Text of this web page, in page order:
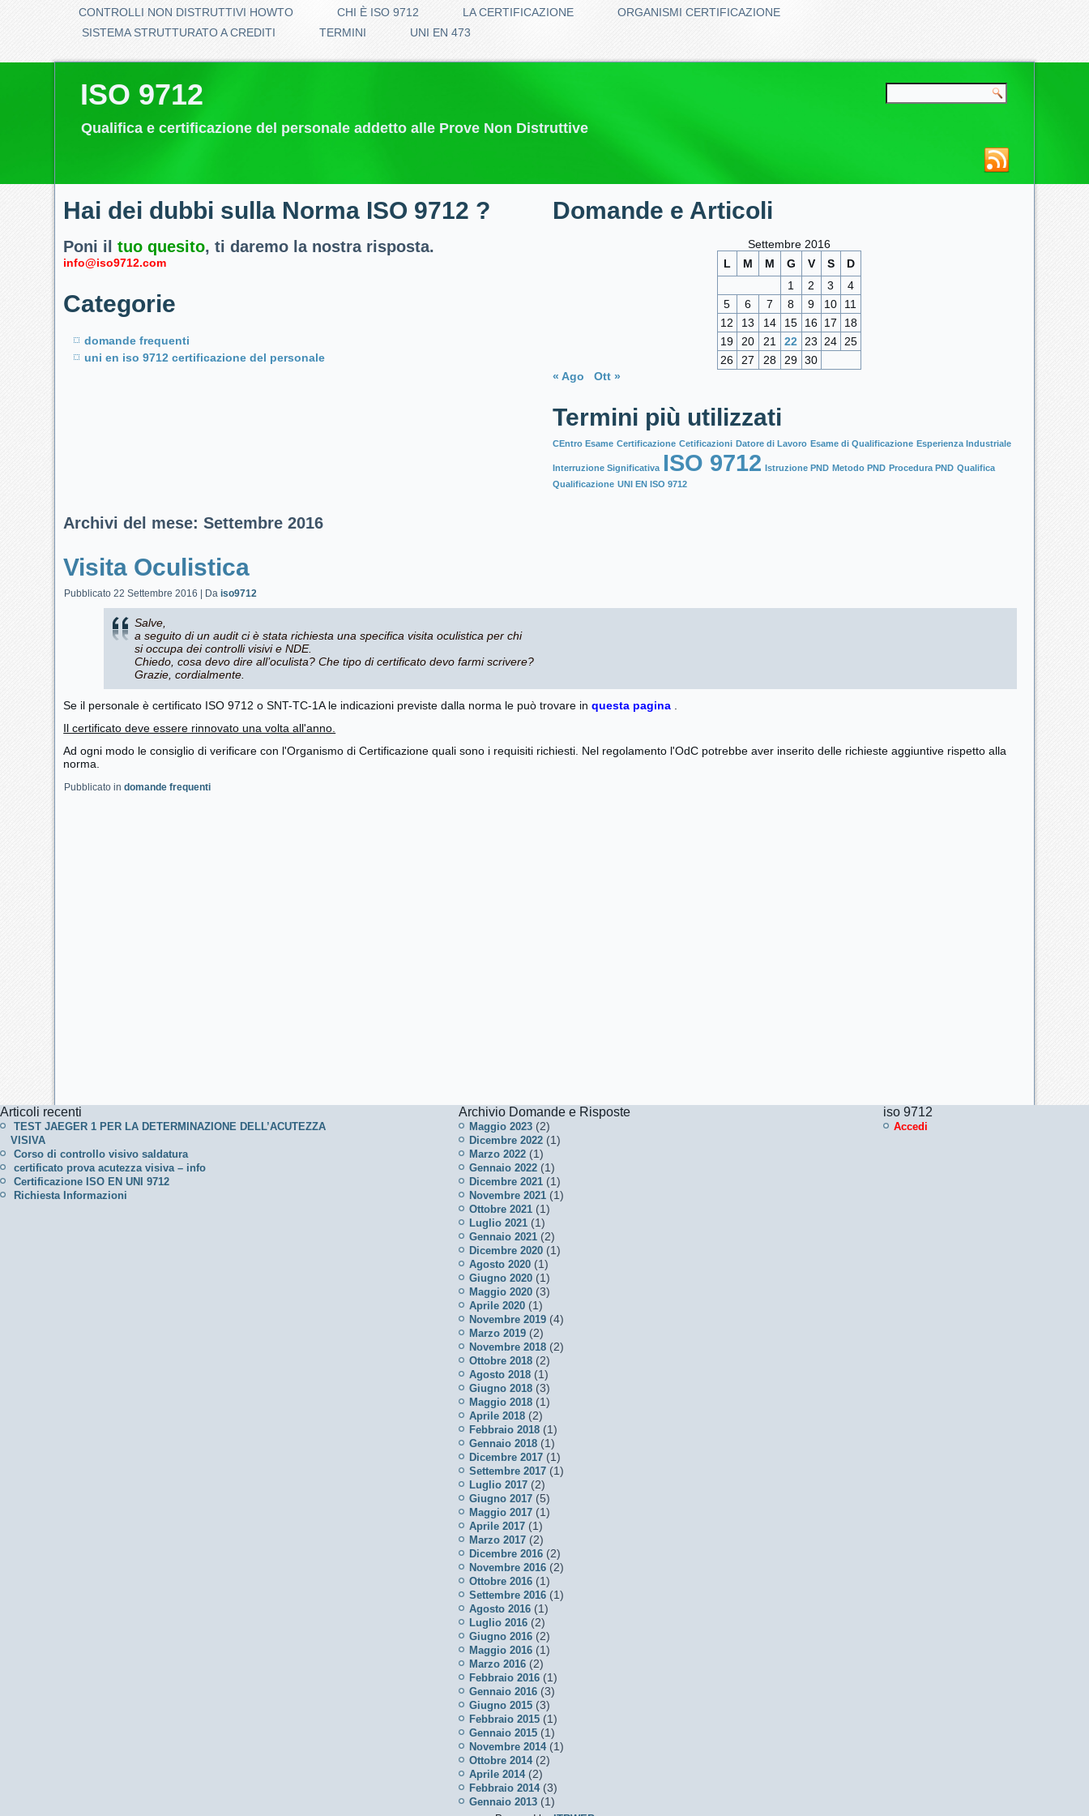
CONTROLLI NON DISTRUTTIVI HOWTO CHI È ISO 9712 LA CERTIFICAZIONE
ORGANISMI CERTIFICAZIONE
SISTEMA STRUTTURATO A CREDITI
TERMINI UNI EN 473
ISO 9712
Qualifica e certificazione del personale addetto alle Prove Non Distruttive
Hai dei dubbi sulla Norma ISO 9712 ?
Poni iltuo quesito, ti daremo la nostra risposta.
info@iso9712.com
Categorie
domande frequenti
uni en iso 9712 certificazione del personale
Domande e Articoli
Settembre 2016
L
M M G V S
D
1
2 3
4
5
6 7 8 9 10
11
12
13 14 15 16 17
18
19
20 21 22 23 24
25
26
27 28 29 30
« Ago
Ott »
Termini più utilizzati
CEntro Esame Certificazione Cetificazioni Datore di Lavoro Esame di Qualificazione Esperienza Industriale
Interruzione Significativa ISO 9712 Istruzione PND Metodo PND Procedura PND Qualifica
Qualificazione UNI EN ISO 9712
Archivi del mese:Settembre 2016
Visita Oculistica
Pubblicato 22 Settembre 2016 Da iso9712
Salve,
a seguito di un audit ci è stata richiesta una specifica visita oculistica per chi
si occupa dei controlli visivi e NDE.
Chiedo, cosa devo dire all’oculista? Che tipo di certificato devo farmi scrivere?
Grazie, cordialmente.
Se il personale è certificato ISO 9712 o SNT-TC-1A le indicazioni previste dalla norma le può trovare inquesta pagina
Il certificato deve essere rinnovato una volta all'anno.
Ad ogni modo le consiglio di verificare con l'Organismo di Certificazione quali sono i requisiti richiesti. Nel regolamento l'OdC potrebbe aver inserito delle richieste aggiuntive rispetto alla
norma.
Pubblicato in domande frequenti
Articoli recenti
TEST JAEGER 1 PER LA DETERMINAZIONE DELL’ACUTEZZA
VISIVA
Corso di controllo visivo saldatura
certificato prova acutezza visiva – info
Certificazione ISO EN UNI 9712
Richiesta Informazioni
Archivio Domande e Risposte
Maggio 2023 (2)
Dicembre 2022 (1)
Marzo 2022 (1)
Gennaio 2022 (1)
Dicembre 2021 (1)
Novembre 2021 (1)
Ottobre 2021 (1)
Luglio 2021 (1)
Gennaio 2021 (2)
Dicembre 2020 (1)
Agosto 2020 (1)
Giugno 2020 (1)
Maggio 2020 (3)
Aprile 2020 (1)
Novembre 2019 (4)
Marzo 2019 (2)
Novembre 2018 (2)
Ottobre 2018 (2)
Agosto 2018 (1)
Giugno 2018 (3)
Maggio 2018 (1)
Aprile 2018 (2)
Febbraio 2018 (1)
Gennaio 2018 (1)
Dicembre 2017 (1)
Settembre 2017 (1)
Luglio 2017 (2)
Giugno 2017 (5)
Maggio 2017 (1)
Aprile 2017 (1)
Marzo 2017 (2)
Dicembre 2016 (2)
Novembre 2016 (2)
Ottobre 2016 (1)
Settembre 2016 (1)
Agosto 2016 (1)
Luglio 2016 (2)
Giugno 2016 (2)
Maggio 2016 (1)
Marzo 2016 (2)
Febbraio 2016 (1)
Gennaio 2016 (3)
Giugno 2015 (3)
Febbraio 2015 (1)
Gennaio 2015 (1)
Novembre 2014(1)
Ottobre 2014(2)
Aprile 2014(2)
Febbraio 2014(3)
Gennaio 2013 (1)
iso 9712
Accedi